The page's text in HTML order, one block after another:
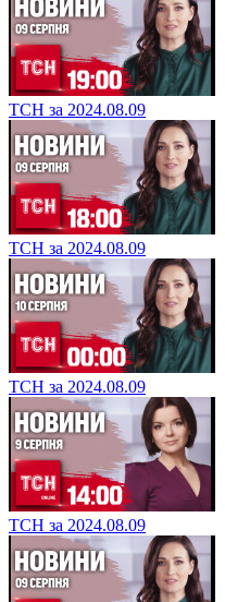
ТСН за 2024.08.09
ТСН за 2024.08.09
ТСН за 2024.08.09
ТСН за 2024.08.09